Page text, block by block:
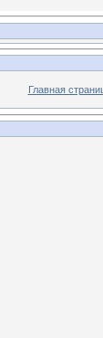
Главная